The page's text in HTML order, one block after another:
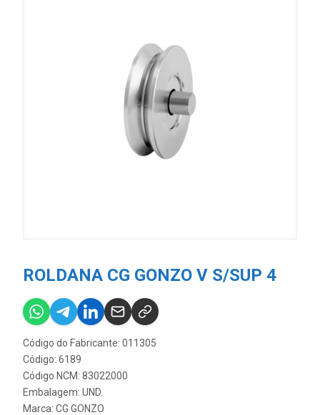
ROLDANA CG GONZO V S/SUP 4
Código do Fabricante: 011305
Código: 6189
Código NCM: 83022000
Embalagem: UND.
Marca: CG GONZO